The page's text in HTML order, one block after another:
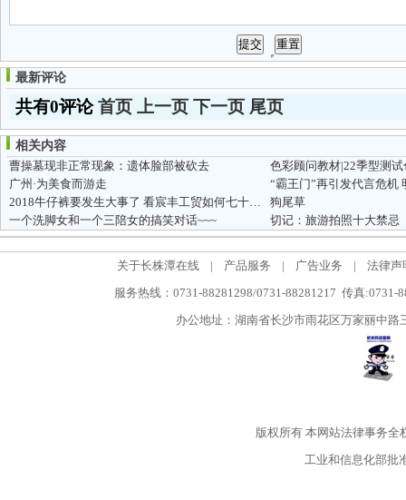
最新评论
共有0评论首页 上一页 下一页 尾页
相关内容
曹操墓现非正常现象：遗体脸部被砍去
广州·为美食而游走
“霸王门”再引发代言危机
2018牛仔裤要发生大事了 看宸丰工贸如何七十二变
狗尾草
一个洗脚女和一个三陪女的搞笑对话~~~
切记：旅游拍照十大禁忌
关于长株潭在线 | 产品服务 | 广告业务 |
法律声
服务热线：0731-88281298/0731-88281217 传真:0731-
办公地址：湖南省长沙市雨花区万家丽中
版权所有本网站法律事务全
工业和信息化部批